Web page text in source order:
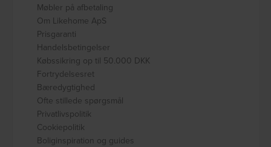
Møbler på afbetaling
Om Likehome ApS
Prisgaranti
Handelsbetingelser
Købssikring op til 50.000 DKK
Fortrydelsesret
Bæredygtighed
Ofte stillede spørgsmål
Privatlivspolitik
Cookiepolitik
Boliginspiration og guides